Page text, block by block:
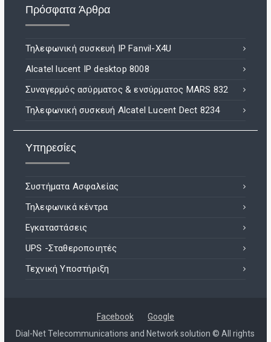
Πρόσφατα Άρθρα
Τηλεφωνική συσκευή IP Fanvil-X4U
Alcatel lucent IP desktop 8008
Συναγερμός ασύρματος & ενσύρματος MARS 832
Τηλεφωνική συσκευή Alcatel Lucent Dect 8234
Υπηρεσίες
Συστήματα Ασφαλείας
Τηλεφωνικά κέντρα
Εγκαταστάσεις
UPS -Σταθεροποιητές
Τεχνική Υποστήριξη
Facebook
Google
Dial-Net Telecommunications and Network solution © All rights